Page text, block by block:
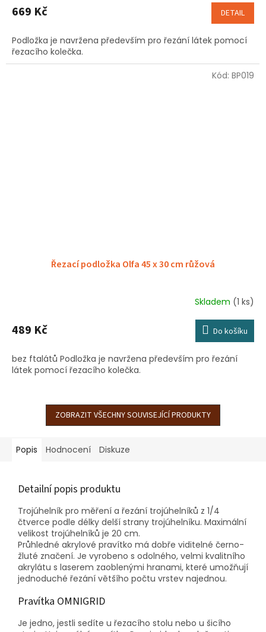
produktu
z
5
hvězdiček.
669 Kč DETAIL
Podložka je navržena především pro řezání látek pomocí
řezacího kolečka.
Řezací podložka Olfa 45 x 30 cm růžová
Skladem (1 ks)
489 Kč Do košíku
bez ftalátů Podložka je navržena především pro řezání
látek pomocí řezacího kolečka.
Kód: BP019
ZOBRAZIT VŠECHNY SOUVISEJÍCÍ PRODUKTY
Popis Hodnocení Diskuze
Detailní popis produktu
Trojúhelník pro měření a řezání trojúhelníků z 1/4
čtverce podle délky delší strany trojúhelníku. Maximální
velikost trojúhelníků je 20 cm.
Průhledné akrylové pravítko má dobře viditelné černo-
žluté značení. Je vyrobeno s odolného, velmi kvalitního
akrylátu s laserem zaoblenými hranami, které umožňují
jednoduché řezání většího počtu vrstev najednou.
Pravítka OMNIGRID
Je jedno, jestli sedíte u řezacího stolu nebo u šicího